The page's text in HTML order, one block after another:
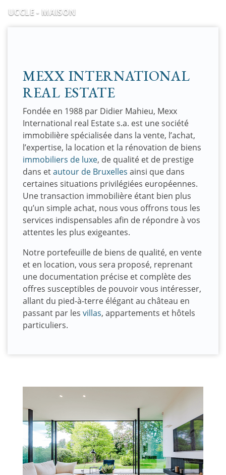
UCCLE - MAISON
MEXX INTERNATIONAL
REAL ESTATE
Fondée en 1988 par Didier Mahieu, Mexx
International real Estate s.a. est une société
immobilière spécialisée dans la vente, l’achat,
l’expertise, la location et la rénovation de biens
immobiliers de luxe, de qualité et de prestige
dans etautour de Bruxelles ainsi que dans
certaines situations privilégiées européennes.
Une transaction immobilière étant bien plus
qu’un simple achat, nous vous offrons tous les
services indispensables afin de répondre à vos
attentes les plus exigeantes.
Notre portefeuille de biens de qualité, en vente
et en location, vous sera proposé, reprenant
une documentation précise et complète des
offres susceptibles de pouvoir vous intéresser,
allant du pied-à-terre élégant au château en
passant par les villas, appartements et hôtels
particuliers.